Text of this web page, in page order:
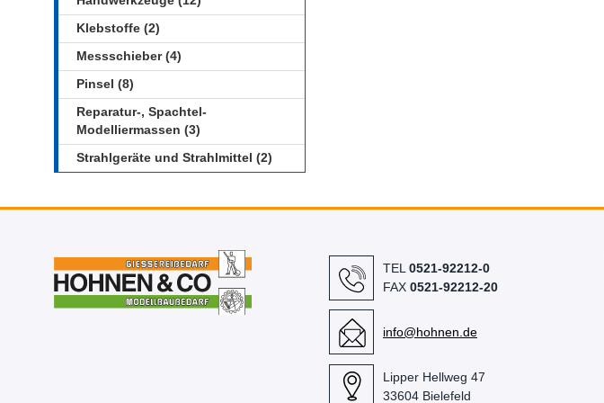
Klebstoffe (2)
Messschieber (4)
Pinsel (8)
Reparatur-, Spachtel-
Modelliermassen (3)
Strahlgeräte und Strahlmittel (2)
TEL 0521-92212-0
FAX 0521-92212-20
info@hohnen.de
Lipper Hellweg 47
33604 Bielefeld